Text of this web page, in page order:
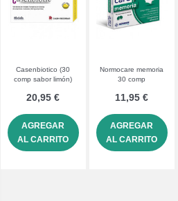
Casenbiotico (30
comp sabor limón)
20,95 €
AGREGAR
AL CARRITO
Normocare memoria
30 comp
11,95 €
AGREGAR
AL CARRITO